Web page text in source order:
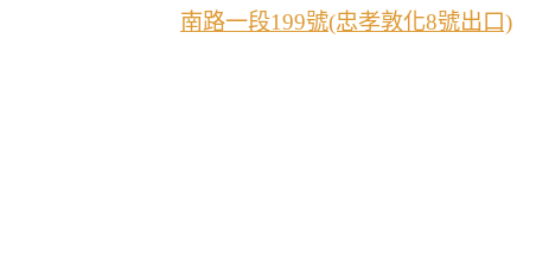
南路一段199號(忠孝敦化8號出口)